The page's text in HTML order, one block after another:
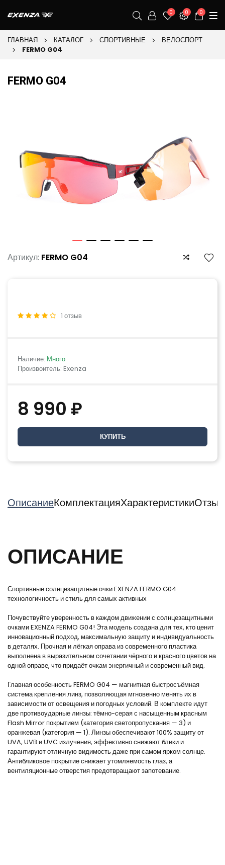
0 0 0
ГЛАВНАЯ КАТАЛОГ СПОРТИВНЫЕ
ВЕЛОСПОРТ
FERMO G04
FERMO G04
Артикул: FERMO G04
1 отзыв
Наличие: Много
Произвоитель: Exenza
8 990 ₽
КУПИТЬ
ОписаниеКомплектацияХарактеристики
ОПИСАНИЕ
Спортивные солнцезащитные очки EXENZA FERMO G04:
технологичность и стиль для самых активных
Почувствуйте уверенность в каждом движении с солнцезащитными
очками EXENZA FERMO G04! Эта модель создана для тех, кто ценит
инновационный подход, максимальную защиту и индивидуальность
в деталях. Прочная и лёгкая оправа из современного пластика
выполнена в выразительном сочетании чёрного и красного цветов на
одной оправе, что придаёт очкам энергичный и современный вид.
Главная особенность FERMO G04 — магнитная быстросъёмная
система крепления линз, позволяющая мгновенно менять их в
зависимости от освещения и погодных условий. В комплекте идут
две противоударные линзы: тёмно-серая с насыщенным красным
Flash Mirror покрытием (категория светопропускания — 3) и
оранжевая (категория — 1). Линзы обеспечивают 100% защиту от
UVA, UVB и UVC излучения, эффективно снижают блики и
гарантируют отличную видимость даже при самом ярком солнце.
Антибликовое покрытие снижает утомляемость глаз, а
вентиляционные отверстия предотвращают запотевание.